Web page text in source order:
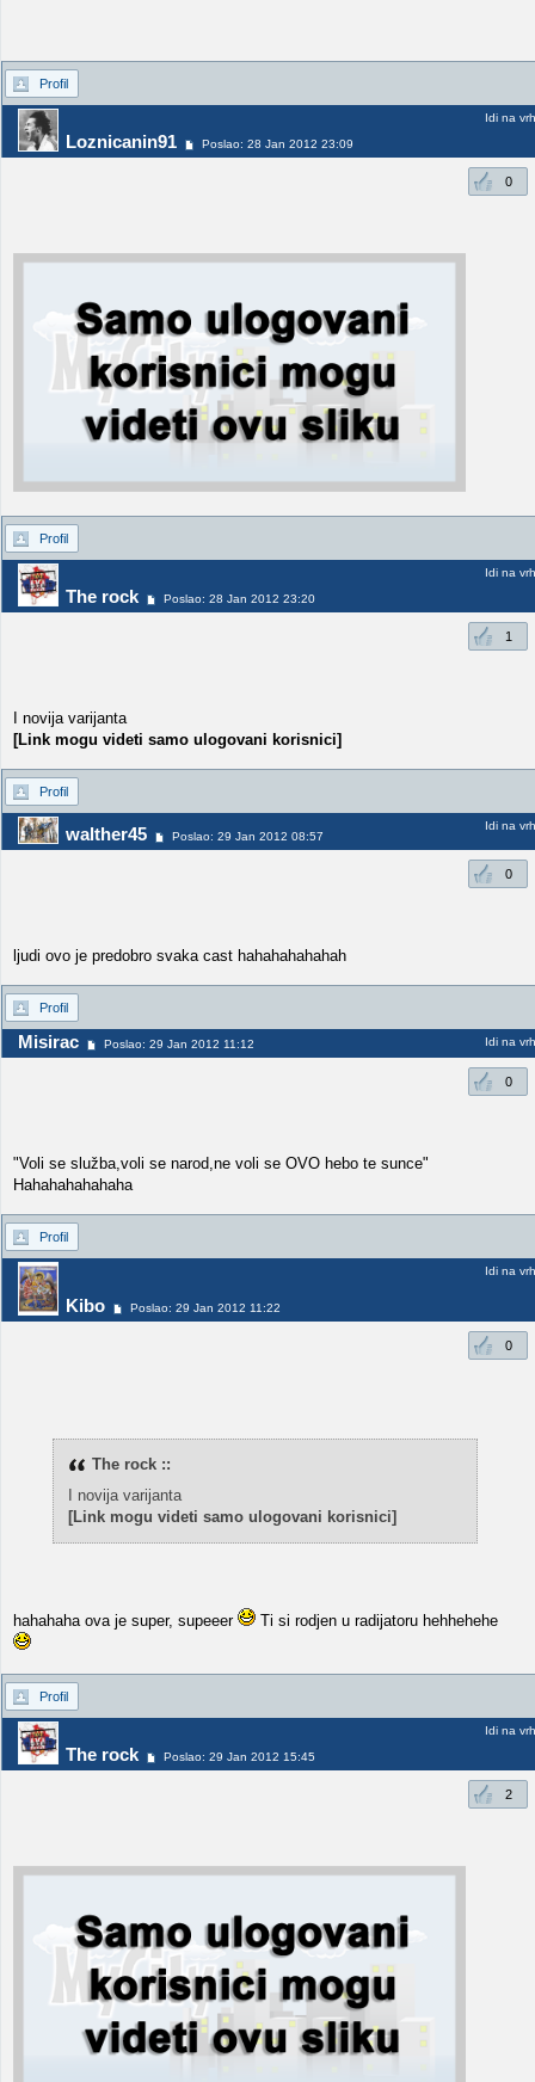
Profil
Loznicanin91 Poslao: 28 Jan 2012 23:09
Idi na vrh
0
Profil
The rock Poslao: 28 Jan 2012 23:20
Idi na vrh
1
I novija varijanta
[Link mogu videti samo ulogovani korisnici]
Profil
walther45 Poslao: 29 Jan 2012 08:57
Idi na vrh
0
ljudi ovo je predobro svaka cast hahahahahahah
Profil
Misirac Poslao: 29 Jan 2012 11:12 Idi na vrh
0
"Voli se služba,voli se narod,ne voli se OVO hebo te sunce"
Hahahahahahaha
Profil
Kibo Poslao: 29 Jan 2012 11:22
Idi na vrh
0
The rock ::
I novija varijanta
[Link mogu videti samo ulogovani korisnici]
hahahaha ova je super, supeeer Ti si rodjen u radijatoru hehhehehe
Profil
The rock Poslao: 29 Jan 2012 15:45
Idi na vrh
2